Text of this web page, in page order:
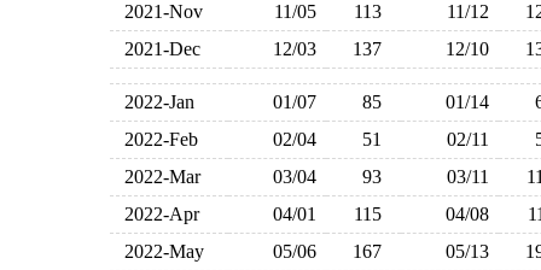
2021-Nov
11/05 113 11/12
2021-Dec
12/03 137 12/10
2022-Jan 01/07 85 01/14
2022-Feb
02/04 51 02/11
2022-Mar
03/04 93 03/11
2022-Apr
04/01 115 04/08
2022-May
05/06 167 05/13